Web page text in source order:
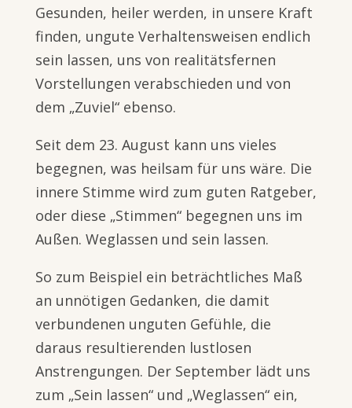
Gesunden, heiler werden, in unsere Kraft
finden, ungute Verhaltensweisen endlich
sein lassen, uns von realitätsfernen
Vorstellungen verabschieden und von
dem „Zuviel“ ebenso.
Seit dem 23. August kann uns vieles
begegnen, was heilsam für uns wäre. Die
innere Stimme wird zum guten Ratgeber,
oder diese „Stimmen“ begegnen uns im
Außen. Weglassen und sein lassen.
So zum Beispiel ein beträchtliches Maß
an unnötigen Gedanken, die damit
verbundenen unguten Gefühle, die
daraus resultierenden lustlosen
Anstrengungen. Der September lädt uns
zum „Sein lassen“ und „Weglassen“ ein,